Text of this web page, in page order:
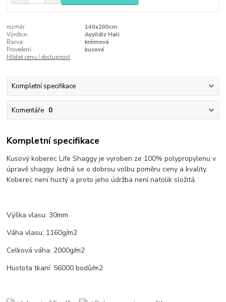
rozměr:
140x200cm
Výrobce:
Ayyildiz Hali
Barva:
krémová
Provedení:
kusové
Hlídat cenu / dostupnost
Kompletní specifikace
Komentáře 0
Kompletní specifikace
Kusový koberec Life Shaggy je vyroben ze 100% polypropylenu v
úpravě shaggy. Jedná se o dobrou volbu poměru ceny a kvality.
Koberec není hustý a proto jeho údržba není natolik složitá.
Výška vlasu: 30mm
Váha vlasu: 1160g/m2
Celková váha: 2000g/m2
Hustota tkaní: 56000 bodů/m2